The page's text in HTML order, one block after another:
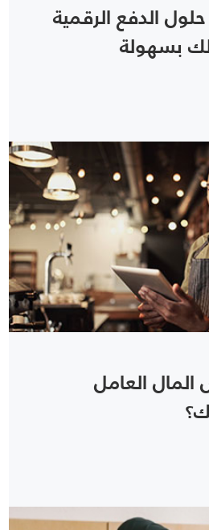
الدفع الرقمية
بسهولة
العامل